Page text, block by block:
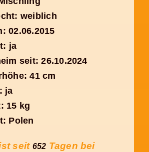
weiblich
02.06.2015
ja
seit: 26.10.2024
41 cm
ja
15 kg
Polen
seit 652 Tagen bei